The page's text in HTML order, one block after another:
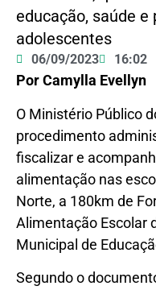
educação, saúde
adolescentes
06/09/2023 16:02
Por Camylla Evellyn
O Ministério Público
procedimento
fiscalizar e
alimentação nas
Norte, a 180km de
Alimentação Escolar
Municipal de
Segundo o